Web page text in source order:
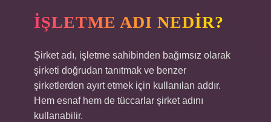
İŞLETME ADI NEDIR?
Şirket adı, işletme sahibinden bağımsız olarak
şirketi doğrudan tanıtmak ve benzer
şirketlerden ayırt etmek için kullanılan addır.
Hem esnaf hem de tüccarlar şirket adını
kullanabilir.